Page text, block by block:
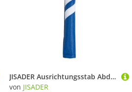
JISADER Ausrichtungsstab Abdeckung Als Kopfbedeckung für Zwei Zielstöcke Qualitative Schutzhülle Aus Kunstleder für Golf Ausrüstung für Schwungtrainer Übungen, Blau
von JISADER